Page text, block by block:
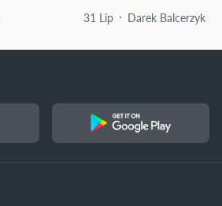
31 Lip Darek Balcerzyk